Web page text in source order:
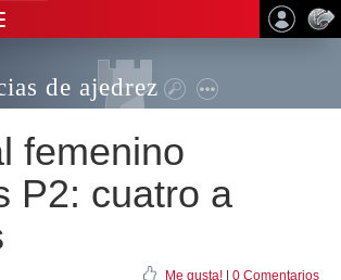
de ajedrez
femenino
P2: cuatro a
Me gusta! 0 Comentarios